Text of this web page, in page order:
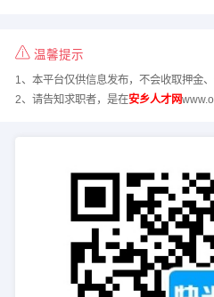
温馨提示
1、本平台仅供信息发布，不会收取押金
2、请告知求职者，是在安乡人才网